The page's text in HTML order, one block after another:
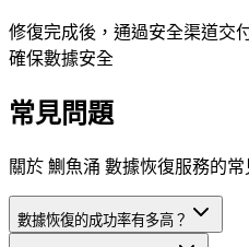
修復完成後，通過安全渠道交
確保數據安全
常見問題
關於 鰂魚涌 數據恢復服務的常
數據恢復的成功率有多高？